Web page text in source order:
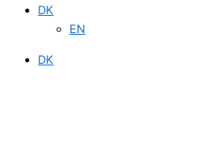
DK
EN
DK